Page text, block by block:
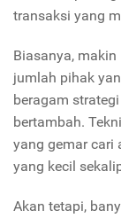
transaksi yang
Biasanya,
jumlah pihak
beragam
bertambah.
yang gemar cari
yang kecil
Akan tetapi,